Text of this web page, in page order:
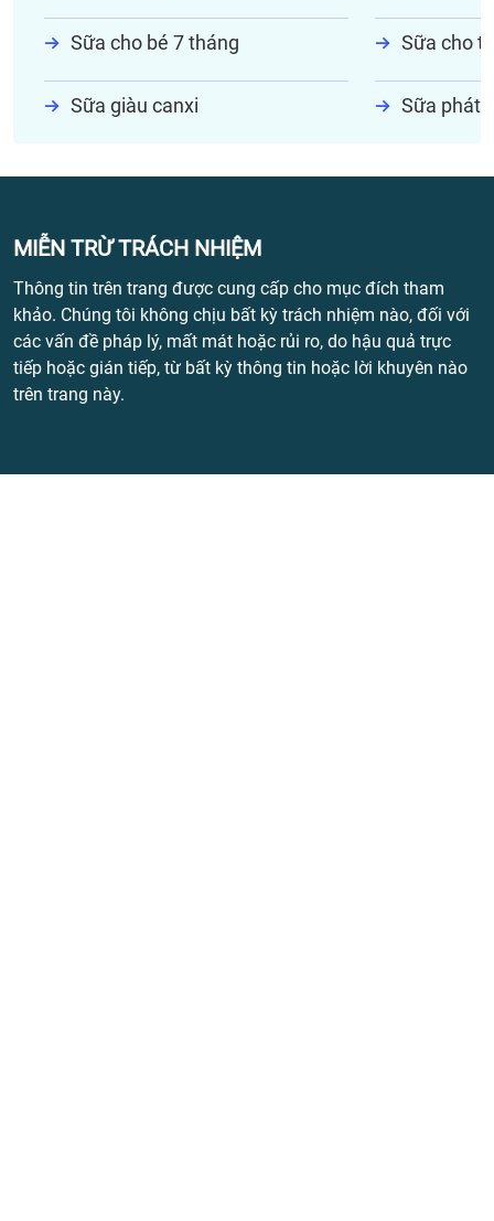
Sữa cho bé 7 tháng Sữa cho
Sữa giàu canxi Sữa phát
MIỄN TRỪ TRÁCH NHIỆM
Thông tin trên trang được cung cấp cho mục đích tham
khảo. Chúng tôi không chịu bất kỳ trách nhiệm nào, đối với
các vấn đề pháp lý, mất mát hoặc rủi ro, do hậu quả trực
tiếp hoặc gián tiếp, từ bất kỳ thông tin hoặc lời khuyên nào
trên trang này.